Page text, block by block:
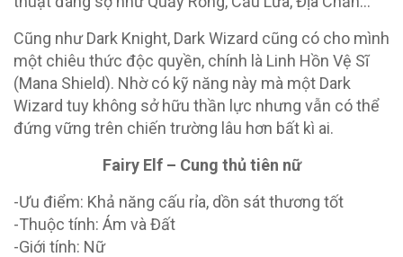
Cũng như Dark Knight, Dark Wizard cũng có cho mình
một chiêu thức độc quyền, chính là Linh Hồn Vệ Sĩ
(Mana Shield). Nhờ có kỹ năng này mà một Dark
Wizard tuy không sở hữu thần lực nhưng vẫn có thể
đứng vững trên chiến trường lâu hơn bất kì ai.
Fairy Elf – Cung thủ tiên nữ
-Ưu điểm: Khả năng cấu rỉa, dồn sát thương tốt
-Thuộc tính: Ám và Đất
-Giới tính: Nữ